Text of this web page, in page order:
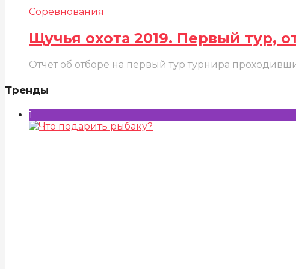
Соревнования
Щучья охота 2019. Первый тур,
Отчет об отборе на первый тур турнира
Тренды
1